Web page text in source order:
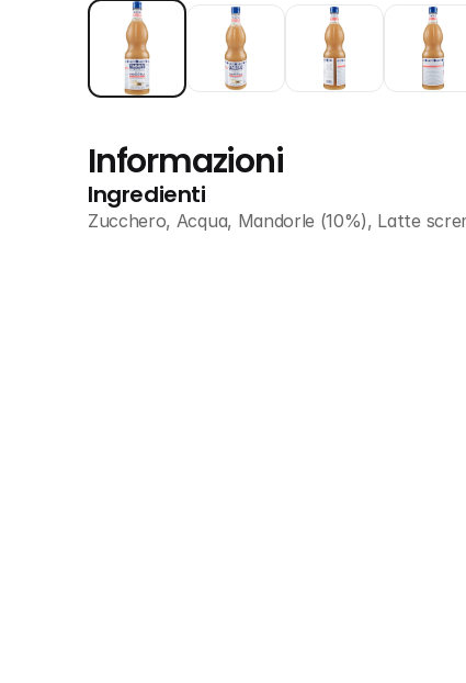
Informazioni
Ingredienti
Zucchero, Acqua, Mandorle (10%), Latte